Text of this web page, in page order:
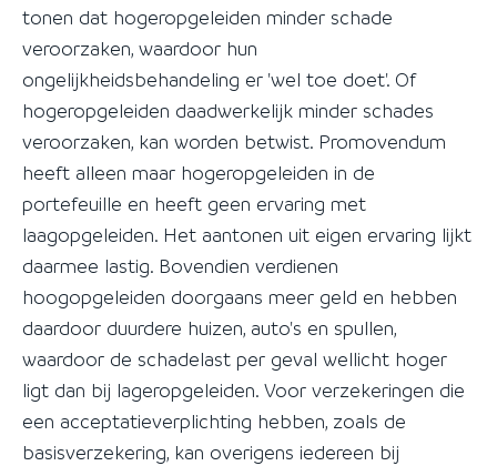
tonen dat hogeropgeleiden minder schade
veroorzaken, waardoor hun
ongelijkheidsbehandeling er 'wel toe doet'. Of
hogeropgeleiden daadwerkelijk minder schades
veroorzaken, kan worden betwist. Promovendum
heeft alleen maar hogeropgeleiden in de
portefeuille en heeft geen ervaring met
laagopgeleiden. Het aantonen uit eigen ervaring lijkt
daarmee lastig. Bovendien verdienen
hoogopgeleiden doorgaans meer geld en hebben
daardoor duurdere huizen, auto's en spullen,
waardoor de schadelast per geval wellicht hoger
ligt dan bij lageropgeleiden. Voor verzekeringen die
een acceptatieverplichting hebben, zoals de
basisverzekering, kan overigens iedereen bij